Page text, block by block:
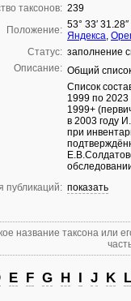
таксонов: 239
Положение: 53° 33′
Яндекса,
Статус: заполнение
Описание: Общий
Список
1999 по 2023
1999+
в 2003 году
при
публикаций: показать
название таксона или
E F G H I J K L